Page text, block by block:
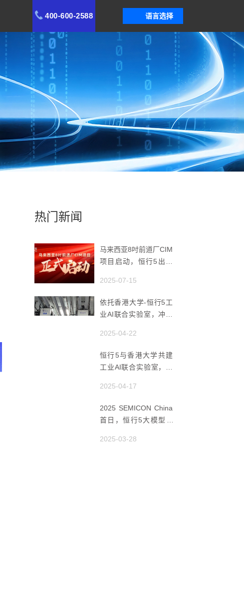
语言选择
400-600-2588
热门新闻
马来西亚8吋前道厂CIM
项目启动，恒行5出海
2025-07-15
依托香港大学-恒行5工
业AI联合实验室，冲破
花板”
2025-04-22
恒行5与香港大学共建
工业AI联合实验室，推
创新枢纽
2025-04-17
2025 SEMICON China
首日，恒行5大模型 ×
体AI智造新浪潮
2025-03-28